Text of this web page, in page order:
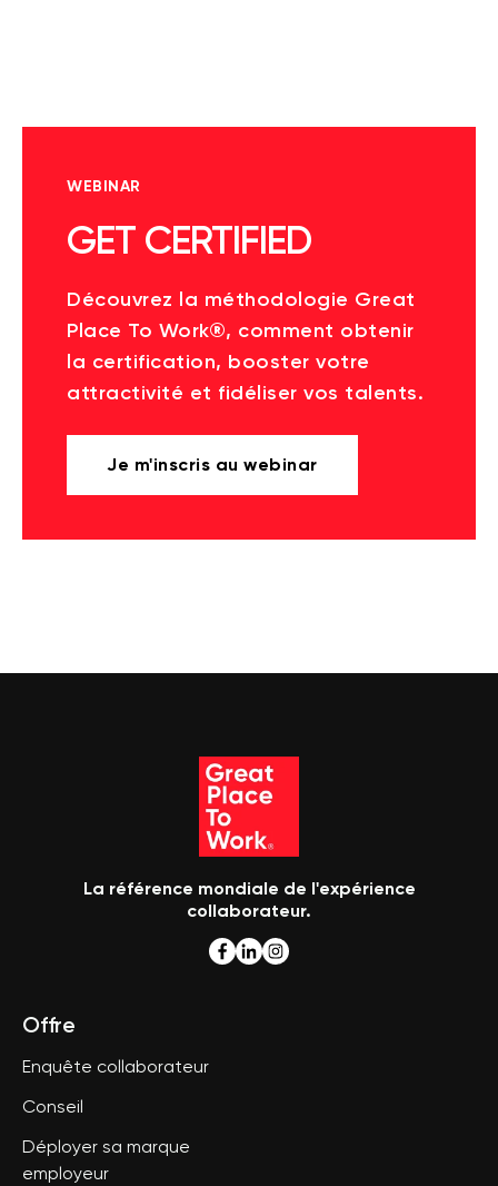
WEBINAR
GET CERTIFIED
Découvrez la méthodologie Great
Place To Work®, comment obtenir
la certification, booster votre
attractivité et fidéliser vos talents.
Je m'inscris au webinar
La référence mondiale de l'expérience
collaborateur.
Offre
Enquête collaborateur
Conseil
Déployer sa marque
employeur